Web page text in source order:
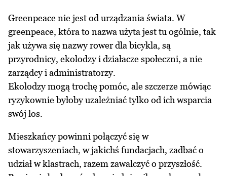
Greenpeace nie jest od urządzania świata. W
greenpeace, która to nazwa użyta jest tu ogólnie, tak
jak używa się nazwy rower dla bicykla, są
przyrodnicy, ekolodzy i działacze społeczni, a nie
zarządcy i administratorzy.
Ekolodzy mogą trochę pomóc, ale szczerze mówiąc
ryzykownie byłoby uzależniać tylko od ich wsparcia
swój los.
Mieszkańcy powinni połączyć się w
stowarzyszeniach, w jakichś fundacjach, zadbać o
udział w klastrach, razem zawalczyć o przyszłość.